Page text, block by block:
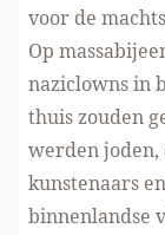
voor de
Op
naziclowns in
thuis zouden
werden
kunstenaars
binnenlandse